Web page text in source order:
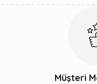
Müşteri